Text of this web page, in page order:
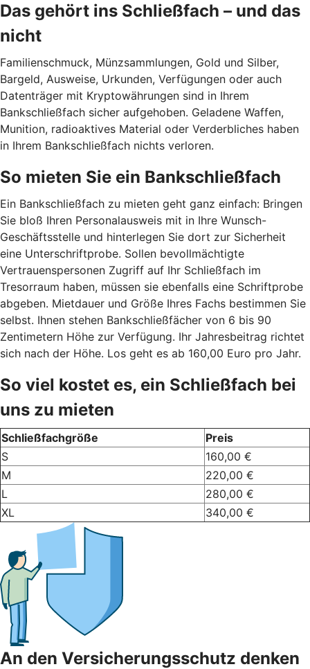
Das gehört ins Schließfach – und das
nicht
Familienschmuck, Münzsammlungen, Gold und Silber,
Bargeld, Ausweise, Urkunden, Verfügungen oder auch
Datenträger mit Kryptowährungen sind in Ihrem
Bankschließfach sicher aufgehoben. Geladene Waffen,
Munition, radioaktives Material oder Verderbliches haben
in Ihrem Bankschließfach nichts verloren.
So mieten Sie ein Bankschließfach
Ein Bankschließfach zu mieten geht ganz einfach: Bringen
Sie bloß Ihren Personalausweis mit in Ihre Wunsch-
Geschäftsstelle und hinterlegen Sie dort zur Sicherheit
eine Unterschriftprobe. Sollen bevollmächtigte
Vertrauenspersonen Zugriff auf Ihr Schließfach im
Tresorraum haben, müssen sie ebenfalls eine Schriftprobe
abgeben. Mietdauer und Größe Ihres Fachs bestimmen Sie
selbst. Ihnen stehen Bankschließfächer von 6 bis 90
Zentimetern Höhe zur Verfügung. Ihr Jahresbeitrag richtet
sich nach der Höhe. Los geht es ab 160,00 Euro pro Jahr.
So viel kostet es, ein Schließfach bei
uns zu mieten
Schließfachgröße
Preis
S
160,00 €
M
220,00 €
L
280,00 €
XL
340,00 €
An den Versicherungsschutz denken